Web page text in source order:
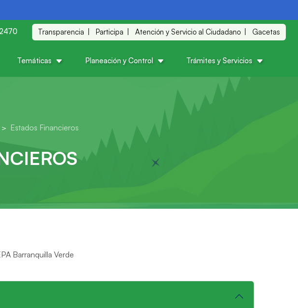
Transparencia Participa Atención y Servicio al Ciudadano Gacetas
Temáticas Planeación y Control Trámites y Servicios
Estados Financieros
Barranquilla Verde